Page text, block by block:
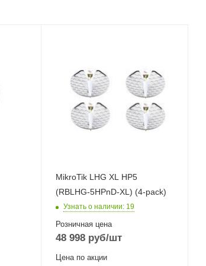
1x10/100 Mbps
Ethernet
Wi-Fi интерфейсы
5 ГГц 802.11a/n
MikroTik LHG XL HP5
(RBLHG-5HPnD-XL) (4-pack)
Узнать о наличии: 19
Розничная цена
48 998руб/шт
Цена по акции